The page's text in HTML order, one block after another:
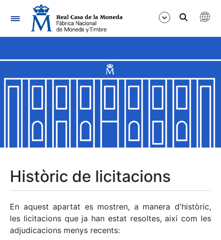
Navegació
Mostra/Amaga
Mostra/Amaga
Mostra/Amaga
Històric de licitacions
En aquest apartat es mostren, a manera d'històric,
les licitacions que ja han estat resoltes, així com les
adjudicacions menys recents: